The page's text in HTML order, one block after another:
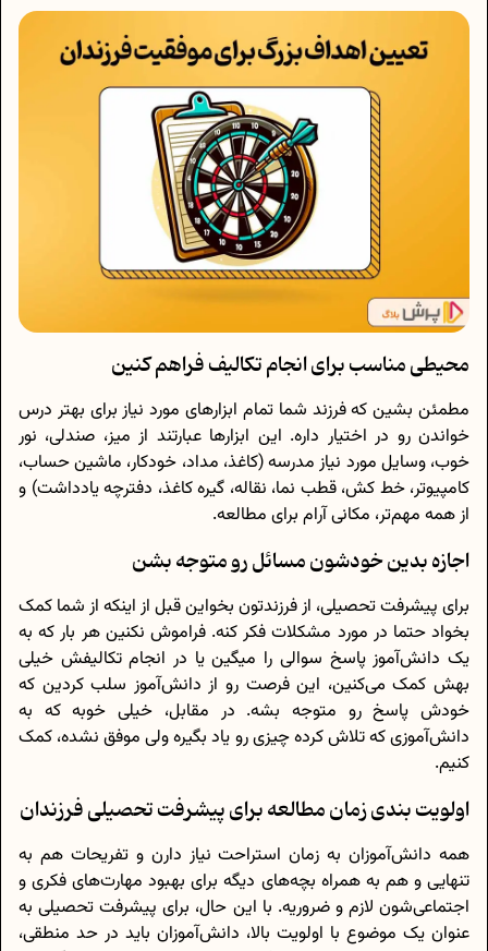
محیطی مناسب برای انجام تکالیف فراهم کنین
مطمئن بشین که فرزند شما تمام ابزارهای مورد نیاز برای بهتر درس
خواندن رو در اختیار داره. این ابزارها عبارتند از میز، صندلی، نور
خوب، وسایل مورد نیاز مدرسه (کاغذ، مداد، خودکار، ماشین حساب،
کامپیوتر، خط کش، قطب نما، نقاله، گیره کاغذ، دفترچه یادداشت) و
از همه مهم‌تر، مکانی آرام برای مطالعه.
اجازه بدین خودشون مسائل رو متوجه بشن
برای پیشرفت تحصیلی، از فرزندتون بخواین قبل از اینکه از شما کمک
بخواد حتما در مورد مشکلات فکر کنه. فراموش نکنین هر بار که به
یک دانش‌آموز پاسخ سوالی را میگین یا در انجام تکالیفش خیلی
بهش کمک می‌کنین، این فرصت رو از دانش‌آموز سلب کردین که
خودش پاسخ رو متوجه بشه. در مقابل، خیلی خوبه که به
دانش‌آموزی که تلاش کرده چیزی رو یاد بگیره ولی موفق نشده، کمک
کنیم.
اولویت بندی زمان مطالعه برای پیشرفت تحصیلی فرزندان
همه دانش‌آموزان به زمان استراحت نیاز دارن و تفریحات هم به
تنهایی و هم به همراه بچه‌های دیگه برای بهبود مهارت‌های فکری و
اجتماعی‌شون لازم و ضروریه. با این حال، برای پیشرفت تحصیلی به
عنوان یک موضوع با اولویت بالا، دانش‌آموزان باید در حد منطقی،